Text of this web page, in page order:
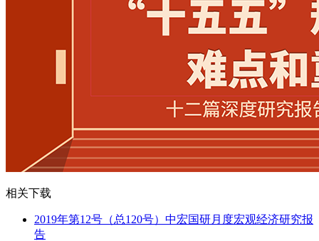
相关下载
2019年第12号（总120号）中宏国研月度宏观经济研究报
告